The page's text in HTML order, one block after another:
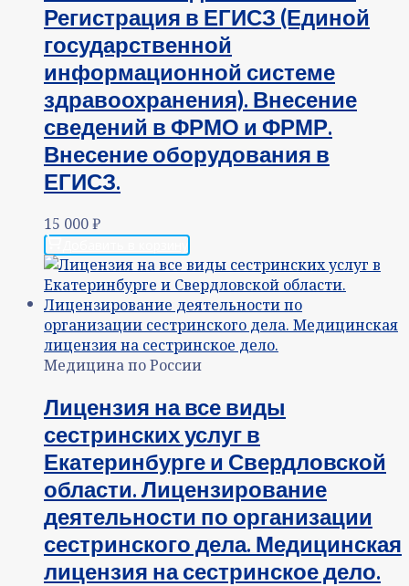
Регистрация в ЕГИСЗ (Единой
государственной
информационной системе
здравоохранения). Внесение
сведений в ФРМО и ФРМР.
Внесение оборудования в
ЕГИСЗ.
15 000₽
Медицина по России
Лицензия на все виды
сестринских услуг в
Екатеринбурге и Свердловской
области. Лицензирование
деятельности по организации
сестринского дела. Медицинская
лицензия на сестринское дело.